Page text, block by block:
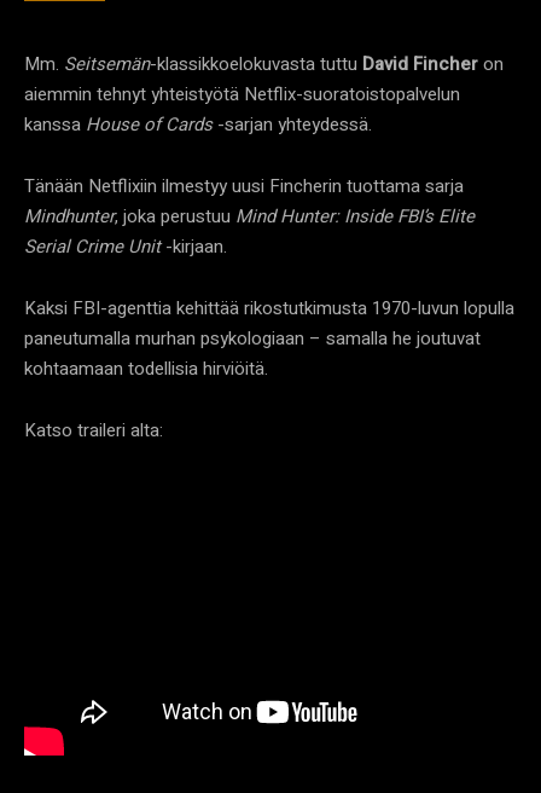
Mm. Seitsemän-klassikkoelokuvasta tuttu David Fincheron
aiemmin tehnyt yhteistyötä Netflix-suoratoistopalvelun
kanssa House of Cards-sarjan yhteydessä.
Tänään Netflixiin ilmestyy uusi Fincherin tuottama sarja
Mindhunter, joka perustuu Mind Hunter: Inside FBI’s Elite
Serial Crime Unit-kirjaan.
Kaksi FBI-agenttia kehittää rikostutkimusta 1970-luvun lopulla
paneutumalla murhan psykologiaan – samalla he joutuvat
kohtaamaan todellisia hirviöitä.
Katso traileri alta: